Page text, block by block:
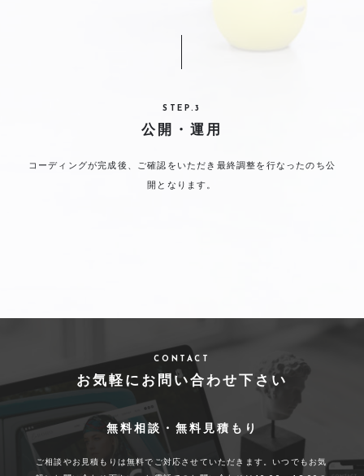
STEP.3
公開・運用
コーディングが完成後、ご確認をいただき最終調整を行なったのち公
開となります。
CONTACT
お気軽にお問い合わせ下さい
無料相談・無料見積もり
ご相談やお見積もりは無料でご対応させていただきます。いつでもお気